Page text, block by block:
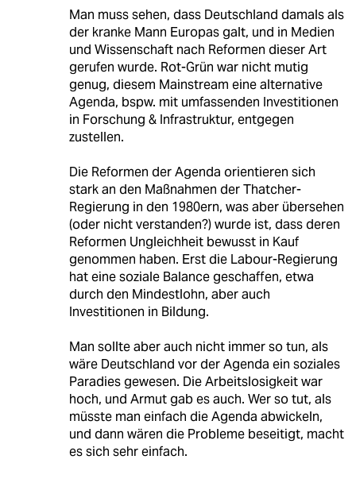
Man muss sehen, dass Deutschland damals als
der kranke Mann Europas galt, und in Medien
und Wissenschaft nach Reformen dieser Art
gerufen wurde. Rot-Grün war nicht mutig
genug, diesem Mainstream eine alternative
Agenda, bspw. mit umfassenden Investitionen
in Forschung & Infrastruktur, entgegen
zustellen.
Die Reformen der Agenda orientieren sich
stark an den Maßnahmen der Thatcher-
Regierung in den 1980ern, was aber übersehen
(oder nicht verstanden?) wurde ist, dass deren
Reformen Ungleichheit bewusst in Kauf
genommen haben. Erst die Labour-Regierung
hat eine soziale Balance geschaffen, etwa
durch den Mindestlohn, aber auch
Investitionen in Bildung.
Man sollte aber auch nicht immer so tun, als
wäre Deutschland vor der Agenda ein soziales
Paradies gewesen. Die Arbeitslosigkeit war
hoch, und Armut gab es auch. Wer so tut, als
müsste man einfach die Agenda abwickeln,
und dann wären die Probleme beseitigt, macht
es sich sehr einfach.